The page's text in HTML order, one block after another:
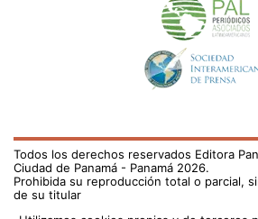
Todos los derechos reservados Editora
Ciudad de Panamá - Panamá 2026.
Prohibida su reproducción total o parcial,
de su titular